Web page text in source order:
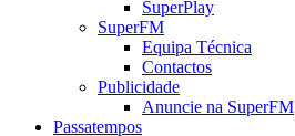
SuperPlay
SuperFM
Equipa Técnica
Contactos
Publicidade
Anuncie na SuperFM
Passatempos